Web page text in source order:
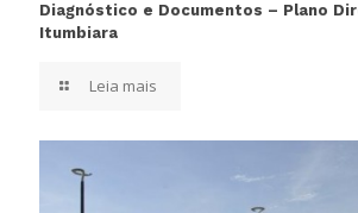
Diagnóstico e Documentos – Plano
Itumbiara
Leia mais